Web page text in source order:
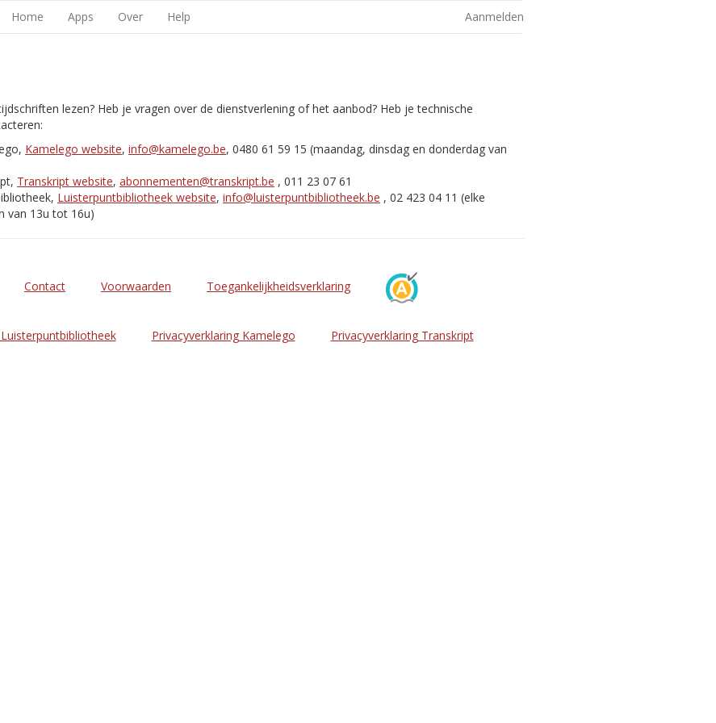
Home Apps Over Help Aanmelden
lezen? Heb je vragen over de dienstverlening of het aanbod? Heb je technische
Kamelego website, info@kamelego.be, 0480 61 59 15 (maandag, dinsdag en donderdag van
Transkript website, abonnementen@transkript.be , 011 23 07 61
Luisterpuntbibliotheek website, info@luisterpuntbibliotheek.be , 02 423 04 11 (elke
van 13u tot 16u)
Contact Voorwaarden Toegankelijkheidsverklaring
Privacyverklaring Kamelego Privacyverklaring Transkript